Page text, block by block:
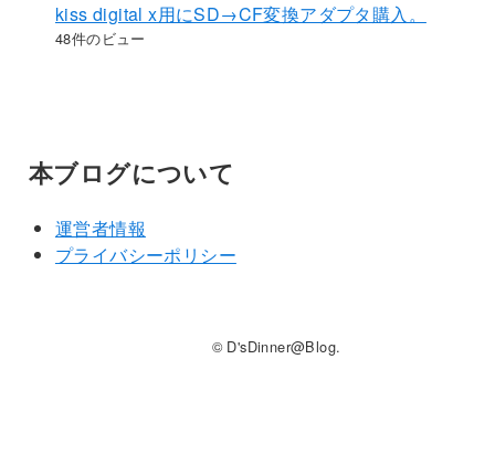
kiss digital x用にSD→CF変換アダプタ購入。
48件のビュー
本ブログについて
運営者情報
プライバシーポリシー
© D'sDinner@Blog.